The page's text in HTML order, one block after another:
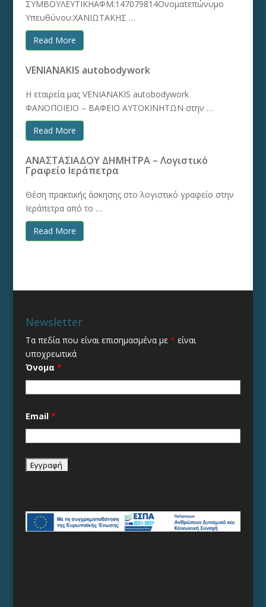
ΣΥΜΒΟΥΛΕΥΤΙΚΗΑΦΜ:147079814Ονοματεπώνυμο
Υπευθύνου:ΧΑΝΙΩΤΑΚΗΣ …
Read More
VENIANAKIS autobodywork
Η εταιρεία μας VENIANAKIS autobodywork
ΦΑΝΟΠΟΙΕΙΟ – ΒΑΦΕΙΟ ΑΥΤΟΚΙΝΗΤΩΝ στην …
Read More
ΑΝΑΣΤΑΣΙΑΔΟΥ ΔΗΜΗΤΡΑ – Λογιστικό
Γραφείο Ιεράπετρα
Θέση πρακτικής άσκησης στο λογιστικό γραφείο στην
Ιεράπετρα από το …
Read More
Newsletter
Τα πεδία που είναι επισημασμένα με * είναι
υποχρεωτικά
Όνομα *
Email *